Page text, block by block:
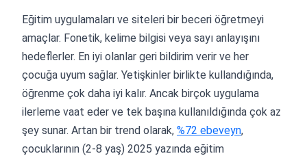
Eğitim uygulamaları ve siteleri bir beceri öğretmeyi
amaçlar. Fonetik, kelime bilgisi veya sayı anlayışını
hedeflerler. En iyi olanlar geri bildirim verir ve her
çocuğa uyum sağlar. Yetişkinler birlikte kullandığında,
öğrenme çok daha iyi kalır. Ancak birçok uygulama
ilerleme vaat eder ve tek başına kullanıldığında çok az
şey sunar. Artan bir trend olarak, %72 ebeveyn,
çocuklarının (2-8 yaş) 2025 yazında eğitim